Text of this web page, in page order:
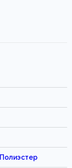
Полиэстер